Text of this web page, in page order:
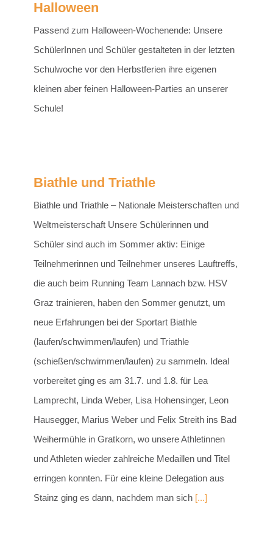
Halloween
Passend zum Halloween-Wochenende: Unsere
SchülerInnen und Schüler gestalteten in der letzten
Schulwoche vor den Herbstferien ihre eigenen
kleinen aber feinen Halloween-Parties an unserer
Schule!
Biathle und Triathle
Biathle und Triathle – Nationale Meisterschaften und
Weltmeisterschaft Unsere Schülerinnen und
Schüler sind auch im Sommer aktiv: Einige
Teilnehmerinnen und Teilnehmer unseres Lauftreffs,
die auch beim Running Team Lannach bzw. HSV
Graz trainieren, haben den Sommer genutzt, um
neue Erfahrungen bei der Sportart Biathle
(laufen/schwimmen/laufen) und Triathle
(schießen/schwimmen/laufen) zu sammeln. Ideal
vorbereitet ging es am 31.7. und 1.8. für Lea
Lamprecht, Linda Weber, Lisa Hohensinger, Leon
Hausegger, Marius Weber und Felix Streith ins Bad
Weihermühle in Gratkorn, wo unsere Athletinnen
und Athleten wieder zahlreiche Medaillen und Titel
erringen konnten. Für eine kleine Delegation aus
Stainz ging es dann, nachdem man sich [...]